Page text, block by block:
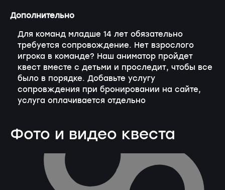
Дополнительно
Для команд младше 14 лет обязательно
требуется сопровождение. Нет взрослого
игрока в команде? Наш аниматор пройдет
квест вместе с детьми и проследит, чтобы все
было в порядке. Добавьте услугу
сопровждения при бронировании на сайте,
услуга оплачивается отдельно
Фото и видео квеста